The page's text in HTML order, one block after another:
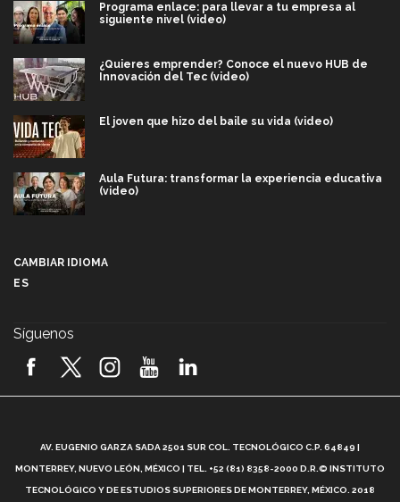
Programa enlace: para llevar a tu empresa al
siguiente nivel (video)
¿Quieres emprender? Conoce el nuevo HUB de
Innovación del Tec (video)
El joven que hizo del baile su vida (video)
Aula Futura: transformar la experiencia educativa
(video)
2026! (video)
¿Cómo es el Modelo Educativo Tec? (video)
CAMBIAR IDIOMA
ES
Síguenos
AV. EUGENIO GARZA SADA 2501 SUR COL. TECNOLÓGICO C.P. 64849 |
MONTERREY, NUEVO LEÓN, MÉXICO | TEL. +52 (81) 8358-2000 D.R.© INSTITUTO
TECNOLÓGICO Y DE ESTUDIOS SUPERIORES DE MONTERREY, MÉXICO. 2018